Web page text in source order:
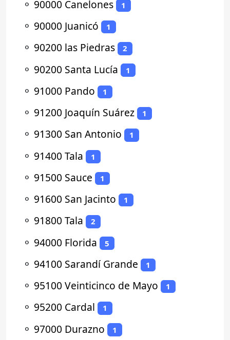
⚬ 90000 Canelones 1
⚬ 90000 Juanicó 1
⚬ 90200 las Piedras 2
⚬ 90200 Santa Lucía 1
⚬ 91000 Pando 1
⚬ 91200 Joaquín Suárez 1
⚬ 91300 San Antonio 1
⚬ 91400 Tala 1
⚬ 91500 Sauce 1
⚬ 91600 San Jacinto 1
⚬ 91800 Tala 2
⚬ 94000 Florida 5
⚬ 94100 Sarandí Grande 1
⚬ 95100 Veinticinco de Mayo 1
⚬ 95200 Cardal 1
⚬ 97000 Durazno 1